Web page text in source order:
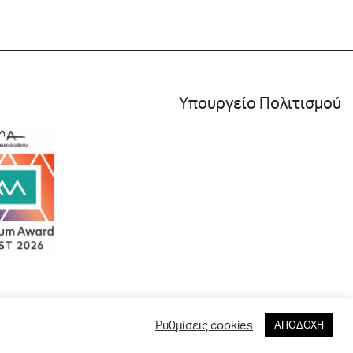
Υπουργείο Πολιτισμού
Ρυθμίσεις cookies ΑΠΟΔΟΧΗ